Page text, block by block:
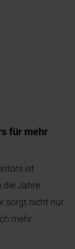
für mehr
ist
die Jahre
sorgt nicht nur
mehr